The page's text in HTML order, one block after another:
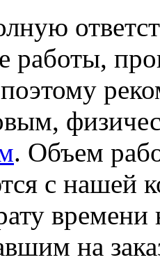
работы,
. Объем
с нашей
времени
на